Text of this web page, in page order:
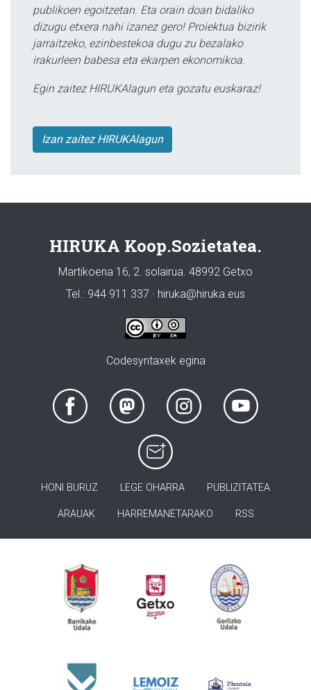
publikoen egoitzetan. Eta orain doan bidaliko
dizugu etxera nahi izanez gero! Proiektua bizirik
jarraitzeko, ezinbestekoa dugu zu bezalako
irakurleen babesa eta ekarpen ekonomikoa.
Egin zaitez HIRUKAlagun eta gozatu euskaraz!
Izan zaitez HIRUKAlagun
HIRUKA Koop.Sozietatea.
Martikoena 16, 2. solairua. 48992 Getxo
Tel.: 944 911 337 · hiruka@hiruka.eus
Codesyntaxek egina
HONI BURUZ LEGE OHARRA PUBLIZITATEA
ARAUAK HARREMANETARAKO RSS